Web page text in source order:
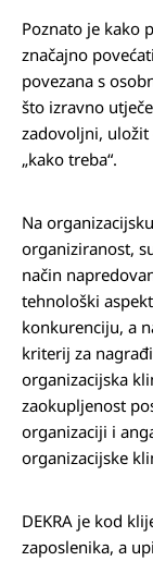
Poznato je kako
značajno
povezana s
što izravno
zadovoljni, uložit
„kako treba“.
Na
organiziranost,
način
tehnološki
konkurenciju, a
kriterij za
organizacijska
zaokupljenost
organizaciji i
organizacijske
DEKRA je kod
zaposlenika, a